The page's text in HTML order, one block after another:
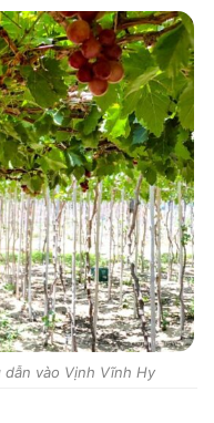
vào Vịnh Vĩnh Hy